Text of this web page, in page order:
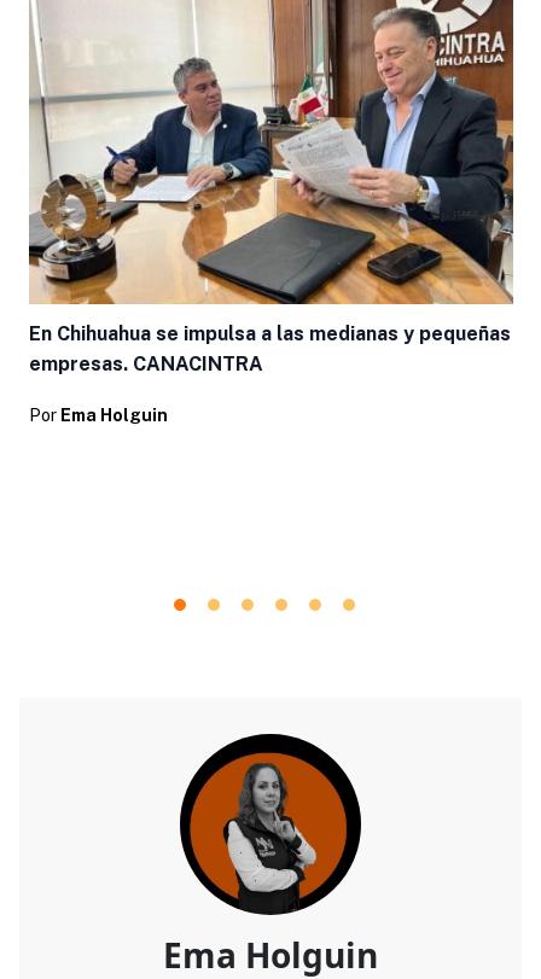
En Chihuahua se impulsa a las medianas y pequeñas
empresas. CANACINTRA
Por Ema Holguin
Ema Holguin